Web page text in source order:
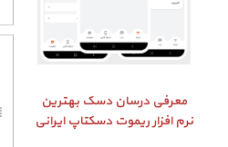
معرفی درسان دسک بهترین
نرم افزار ریموت دسکتاپ ایرانی